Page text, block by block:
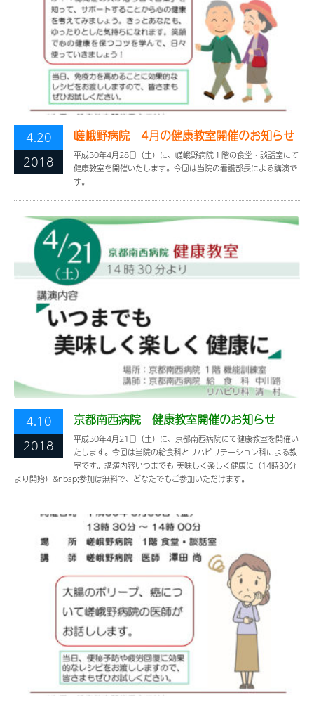
4.20
2018
嵯峨野病院 4月の健康教室開催のお知らせ
平成30年4月28日（土）に、嵯峨野病院１階の食堂・談話室にて
健康教室を開催いたします。今回は当院の看護部長による講演で
す。
4.10
2018
京都南西病院 健康教室開催のお知らせ
平成30年4月21日（土）に、京都南西病院にて健康教室を開催い
たします。今回は当院の給食科とリハビリテーション科による教
室です。講演内容いつまでも 美味しく楽しく健康に（14時30分
より開始）&nbsp;参加は無料で、どなたでもご参加いただけます。